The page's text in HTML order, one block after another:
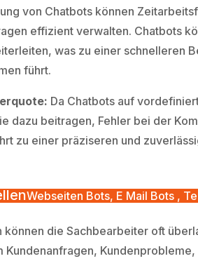
von Chatbots können
effizient verwalten. Chatbots
was zu einer schnelleren
führt.
Da Chatbots auf
dazu beitragen, Fehler bei der
zu einer präziseren und
Webseiten Bots, E Mail Bots ,
können die Sachbearbeiter oft
Kundenanfragen, Kundenprobleme,